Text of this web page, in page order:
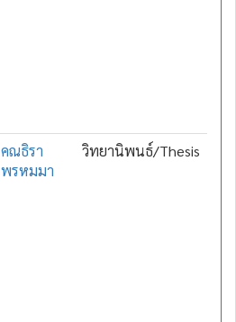
คณธิรา
พรหมมา
วิทยานิพนธ์/Thesis